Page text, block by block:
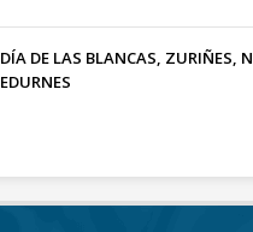
DÍA DE LAS BLANCAS, ZURIÑES,
EDURNES